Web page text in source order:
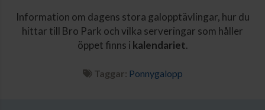
Information om dagens stora galopptävlingar, hur du
hittar till Bro Park och vilka serveringar som håller
öppet finns i kalendariet.
Taggar: Ponnygalopp